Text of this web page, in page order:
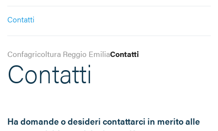
Contatti
Confagricoltura Reggio EmiliaContatti
Contatti
Ha domande o desideri contattarci in merito alle